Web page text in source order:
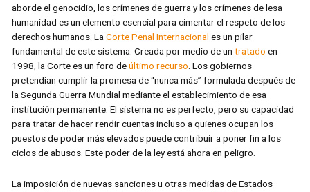
aborde el genocidio, los crímenes de guerra y los crímenes de lesa
humanidad es un elemento esencial para cimentar el respeto de los
derechos humanos. LaCorte Penal Internacional es un pilar
fundamental de este sistema. Creada por medio de untratado en
1998, la Corte es un foro deúltimo recurso. Los gobiernos
pretendían cumplir la promesa de “nunca más” formulada después de
la Segunda Guerra Mundial mediante el establecimiento de esa
institución permanente. El sistema no es perfecto, pero su capacidad
para tratar de hacer rendir cuentas incluso a quienes ocupan los
puestos de poder más elevados puede contribuir a poner fin a los
ciclos de abusos. Este poder de la ley está ahora en peligro.
La imposición de nuevas sanciones u otras medidas de Estados